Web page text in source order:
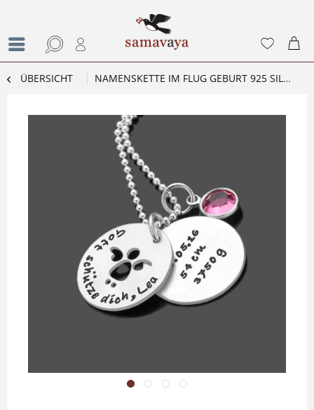
ÜBERSICHT NAMENSKETTE IM FLUG GEBURT 925 SILBER GEBURTSKETTE GRAVUR